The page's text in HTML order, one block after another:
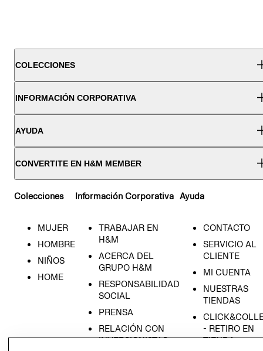
COLECCIONES
INFORMACIÓN CORPORATIVA
AYUDA
CONVERTITE EN H&M MEMBER
Colecciones
MUJER
HOMBRE
NIÑOS
HOME
Información Corporativa
TRABAJAR EN
H&M
ACERCA DEL
GRUPO H&M
RESPONSABILIDAD
SOCIAL
PRENSA
RELACIÓN CON
INVERSIONISTAS
Ayuda
CONTACTO
SERVICIO AL
CLIENTE
MI CUENTA
NUESTRAS
TIENDAS
- RETIRO EN
TIENDA